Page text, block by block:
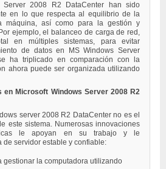
2008 R2 DataCenter han sido
en lo que respecta al equilibrio de la
máquina, así como para la gestión y
ejemplo, el balanceo de carga de red,
en múltiples sistemas, para evitar
de datos en MS Windows Server
ha triplicado en comparación con la
ahora puede ser organizada utilizando
en Microsoft Windows Server 2008 R2
server 2008 R2 DataCenter no es el
este sistema. Numerosas innovaciones
le apoyan en su trabajo y le
de servidor estable y confiable:
gestionar la computadora utilizando